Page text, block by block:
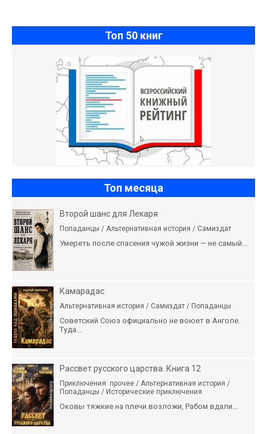
Топ 50 книг
Топ месяца
Второй шанс для Лекаря
Попаданцы / Альтернативная история / Самиздат
Умереть после спасения чужой жизни — не самый...
Камарадас
Альтернативная история / Самиздат / Попаданцы
Советский Союз официально не воюет в Анголе.
Туда...
Рассвет русского царства. Книга 12
Приключения: прочее / Альтернативная история /
Попаданцы / Исторические приключения
Оковы тяжкие на плечи возложи, Рабом вдали...